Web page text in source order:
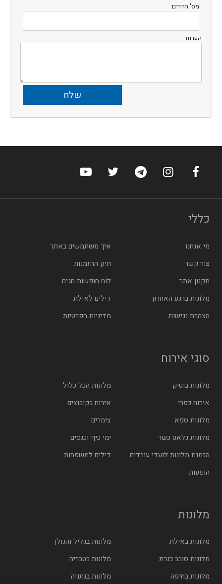
מס' חדרים:
הערות:
ערוץ הפייסבוק של הוטלס
ערוץ האינסטגרם של הוטלס
ערוץ הטלגרם של הוטלס
ערוץ טוויטר של הוטלס
ערוץ היוטיוב של
כללי
מי אנחנו
איך משתמשים באתר
צור קשר
תיק ההזמנות
תקנון אתר
לוח חופשות חגים
מלונות ברגע האחרון
דילים לאילת
הצהרת נגישות
מדיניות הפרטיות
סוגי אירוח
מלונות בוטיק
מלונות הכל כלול
אירוח כפרי
אירוח בקיבוצים
מלונות ספא
צימרים
מלונות גלאט כשר
ימי כיף וכנסים
הזמנת מלונות לועדי עובדים
דילים למשפחות
הופעות
מלונות
מלונות באילת
מלונות בגליל והגולן
מלונות סובב כנרת
מלונות בטבריה
מלונות בחיפה
מלונות בנתניה